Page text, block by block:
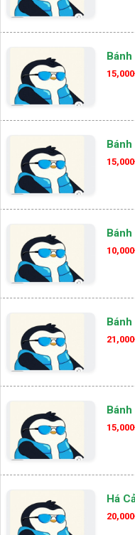
Há